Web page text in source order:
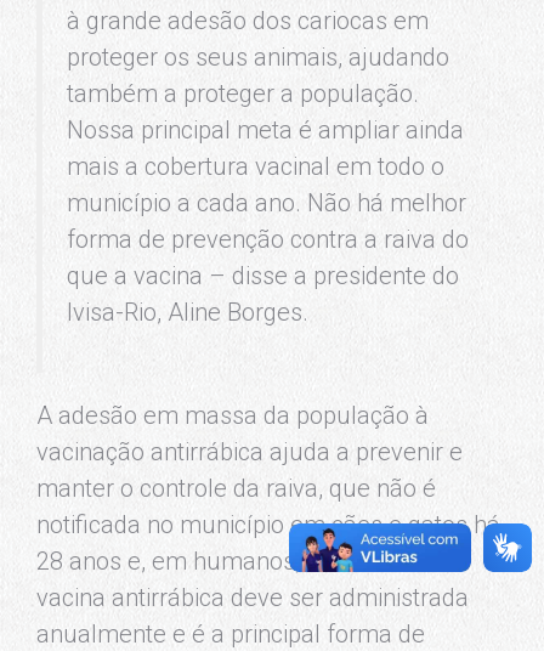
à grande adesão dos cariocas em
proteger os seus animais, ajudando
também a proteger a população.
Nossa principal meta é ampliar ainda
mais a cobertura vacinal em todo o
município a cada ano. Não há melhor
forma de prevenção contra a raiva do
que a vacina – disse a presidente do
Ivisa-Rio, Aline Borges.
A adesão em massa da população à
vacinação antirrábica ajuda a prevenir e
manter o controle da raiva, que não é
notificada no município em cães e gatos há
28 anos e, em humanos, há 37 anos. A
vacina antirrábica deve ser administrada
anualmente e é a principal forma de